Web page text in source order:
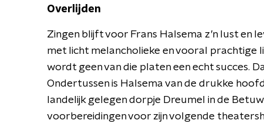
Overlijden
Zingen blijft voor Frans Halsema z’n lust en
met licht melancholieke en vooral prachtige
wordt geen van die platen een echt succes.
Ondertussen is Halsema van de drukke
landelijk gelegen dorpje Dreumel in de
voorbereidingen voor zijn volgende